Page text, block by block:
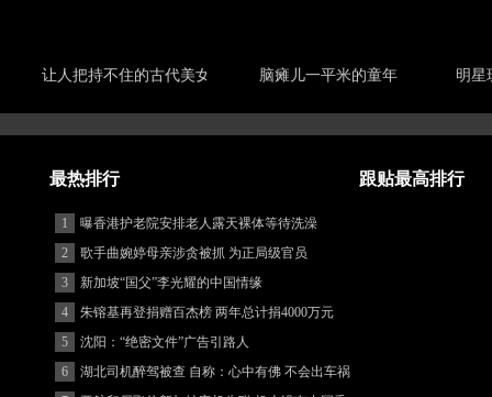
让人把持不住的古代美女 脑瘫儿一平米的童年 明星
最热排行 跟贴最高排行
1
曝香港护老院安排老人露天裸体等待洗澡
2
歌手曲婉婷母亲涉贪被抓 为正局级官员
3
新加坡“国父”李光耀的中国情缘
4
朱镕基再登捐赠百杰榜 两年总计捐4000万元
5
沈阳：“绝密文件”广告引路人
6
湖北司机醉驾被查 自称：心中有佛 不会出车祸